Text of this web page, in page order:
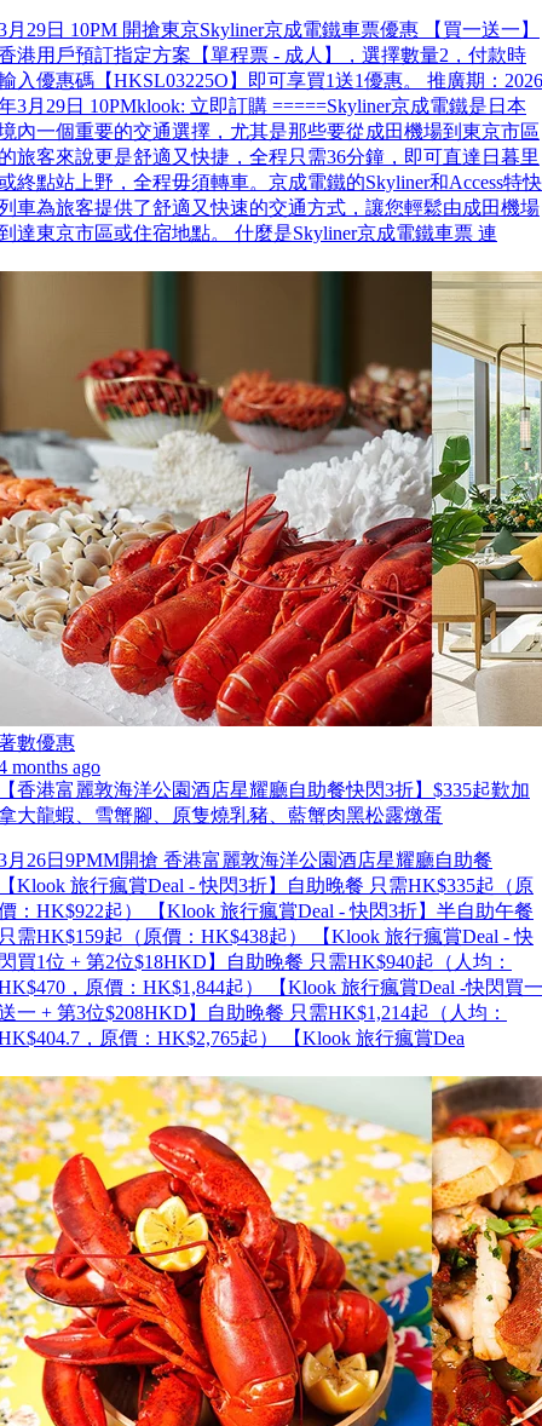
月29日 10PM 開搶東京Skyliner京成電鐵車票優惠 【買一送一】
港用戶預訂指定方案【單程票 - 成人】，選擇數量2，付款時
入優惠碼【HKSL03225O】即可享買1送1優惠。 推廣期：2026
3月29日 10PMklook: 立即訂購 =====Skyliner京成電鐵是日本
內一個重要的交通選擇，尤其是那些要從成田機場到東京市區
旅客來說更是舒適又快捷，全程只需36分鐘，即可直達日暮里
終點站上野，全程毋須轉車。京成電鐵的Skyliner和Access特快
車為旅客提供了舒適又快速的交通方式，讓您輕鬆由成田機場
達東京市區或住宿地點。 什麼是Skyliner京成電鐵車票 連
數優惠
months ago
香港富麗敦海洋公園酒店星耀廳自助餐快閃3折】$335起歎加
大龍蝦、雪蟹腳、原隻燒乳豬、藍蟹肉黑松露燉蛋
月26日9PMM開搶 香港富麗敦海洋公園酒店星耀廳自助餐
Klook 旅行瘋賞Deal - 快閃3折】自助晚餐 只需HK$335起（原
：HK$922起） 【Klook 旅行瘋賞Deal - 快閃3折】半自助午餐
需HK$159起（原價：HK$438起） 【Klook 旅行瘋賞Deal - 快
買1位 + 第2位$18HKD】自助晚餐 只需HK$940起（人均：
，原價：HK$1,844起） 【Klook 旅行瘋賞Deal -快閃買一
一 + 第3位$208HKD】自助晚餐 只需HK$1,214起（人均：
，原價：HK$2,765起） 【Klook 旅行瘋賞Dea